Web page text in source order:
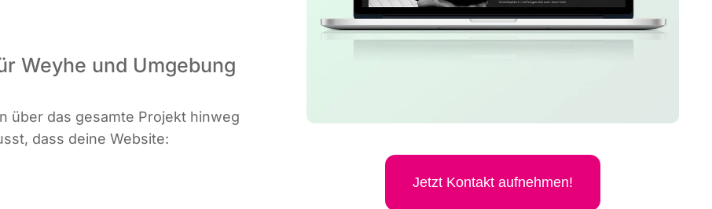
Weyhe und Umgebung
über das gesam­te Pro­jekt hin­weg
dass dei­ne Website:
Jetzt Kon­takt aufnehmen!